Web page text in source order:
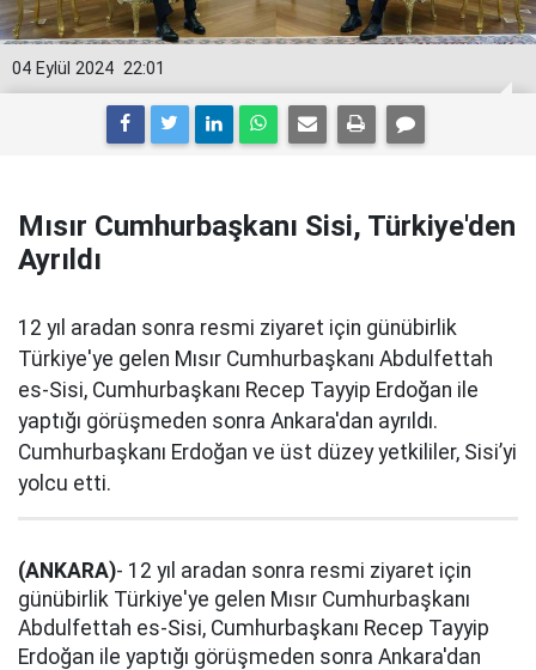
22:01
04 Eylül 2024
Mısır Cumhurbaşkanı Sisi, Türkiye'den
Ayrıldı
12 yıl aradan sonra resmi ziyaret için günübirlik
Türkiye'ye gelen Mısır Cumhurbaşkanı Abdulfettah
es-Sisi, Cumhurbaşkanı Recep Tayyip Erdoğan ile
yaptığı görüşmeden sonra Ankara'dan ayrıldı.
Cumhurbaşkanı Erdoğan ve üst düzey yetkililer, Sisi’yi
yolcu etti.
(ANKARA)- 12 yıl aradan sonra resmi ziyaret için
günübirlik Türkiye'ye gelen Mısır Cumhurbaşkanı
Abdulfettah es-Sisi, Cumhurbaşkanı Recep Tayyip
Erdoğan ile yaptığı görüşmeden sonra Ankara'dan